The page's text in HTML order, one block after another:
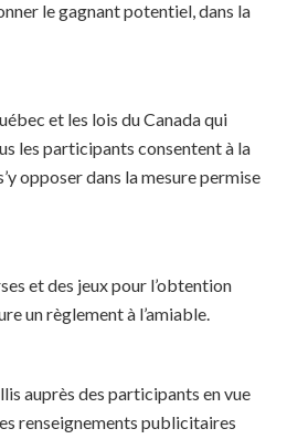
le gagnant potentiel, dans la
et les lois du Canada qui
les participants consentent à la
opposer dans la mesure permise
et des jeux pour l’obtention
un règlement à l’amiable.
auprès des participants en vue
renseignements publicitaires